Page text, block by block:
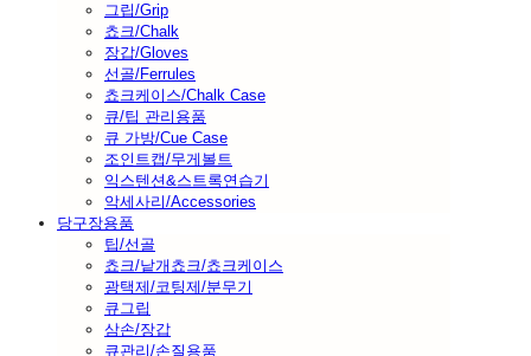
그립/Grip
쵸크/Chalk
장갑/Gloves
선골/Ferrules
쵸크케이스/Chalk Case
큐/팁 관리용품
큐 가방/Cue Case
조인트캡/무게볼트
익스텐션&스트록연습기
악세사리/Accessories
당구장용품
팁/선골
쵸크/낱개쵸크/쵸크케이스
광택제/코팅제/분무기
큐그립
삼손/장갑
큐관리/손질용품